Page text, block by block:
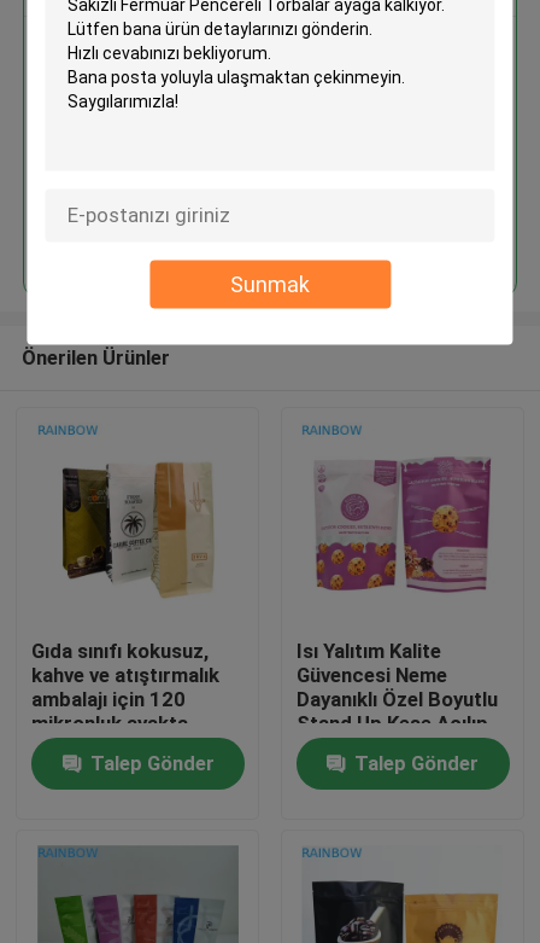
Sunmak
Evde
Ürün
Bizim Hakkımızda
Küçük Kurabiye Yenilebilir Sakızlı
Fermuar Pencereli Torbalar
Önerilen Ürünler
Gıda sınıfı kokusuz,
kahve ve atıştırmalık
ambalajı için 120
mikronluk ayakta
duran poşet
Talep Gönder
Isı Yalıtım Kalite
Güvencesi Neme
Dayanıklı Özel Boyutlu
Stand Up Kese Açılıp
Kapanabilir Gıda
TorbasıTalep Gönder